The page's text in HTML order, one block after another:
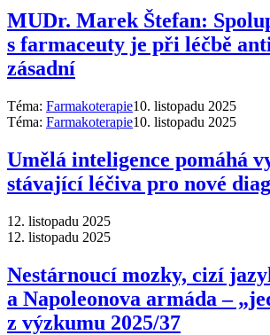
MUDr. Marek Štefan:
s farmaceuty je při léčbě
zásadní
Téma: Farmakoterapie10. listopadu 2025
Téma: Farmakoterapie10. listopadu 2025
Umělá inteligence pomáhá
stávající léčiva pro nové
12. listopadu 2025
12. listopadu 2025
Nestárnoucí mozky, cizí
a Napoleonova armáda –⁠
z výzkumu 2025/37